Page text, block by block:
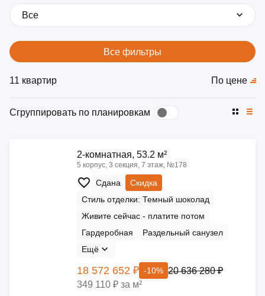
Все
Все фильтры
11 квартир
Сгруппировать по планировкам
По цене
2-комнатная, 53.2 м²
5 корпус, 3 секция, 7 этаж, №178
Сдана
Скидка
Стиль отделки: Темный шоколад
Живите сейчас - платите потом
Гардеробная
Раздельный санузел
Ещё
18 572 652 ₽ -10% 20 636 280 ₽
349 110 ₽ за м²